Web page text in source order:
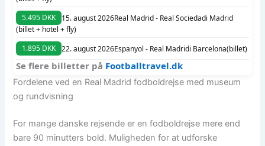
5.495 DKK
15. august 2026Real Madrid - Real Sociedadi Madrid
(billet + hotel + fly)
1.895 DKK 22. august 2026Espanyol - Real Madridi Barcelona(billet)
Se flere billetter på Footballtravel.dk
Fordelene ved en Real Madrid fodboldrejse med museum
og rundvisning
For mange danske rejsende er en fodboldrejse mere end
bare 90 minutters bold. Muligheden for at udforske